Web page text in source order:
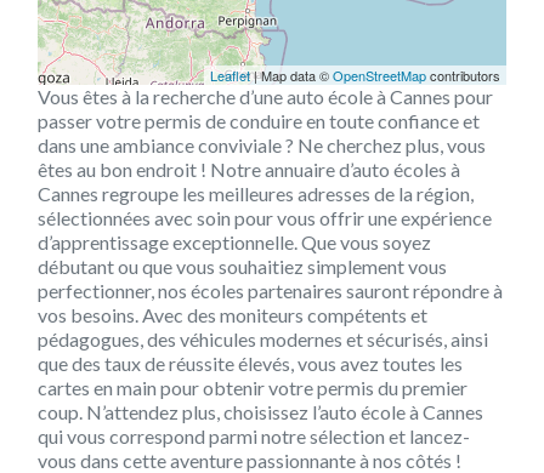
Leaflet| Map data ©OpenStreetMapcontributors
Vous êtes à la recherche d’une auto école à Cannes pour
passer votre permis de conduire en toute confiance et
dans une ambiance conviviale ? Ne cherchez plus, vous
êtes au bon endroit ! Notre annuaire d’auto écoles à
Cannes regroupe les meilleures adresses de la région,
sélectionnées avec soin pour vous offrir une expérience
d’apprentissage exceptionnelle. Que vous soyez
débutant ou que vous souhaitiez simplement vous
perfectionner, nos écoles partenaires sauront répondre à
vos besoins. Avec des moniteurs compétents et
pédagogues, des véhicules modernes et sécurisés, ainsi
que des taux de réussite élevés, vous avez toutes les
cartes en main pour obtenir votre permis du premier
coup. N’attendez plus, choisissez l’auto école à Cannes
qui vous correspond parmi notre sélection et lancez-
vous dans cette aventure passionnante à nos côtés !